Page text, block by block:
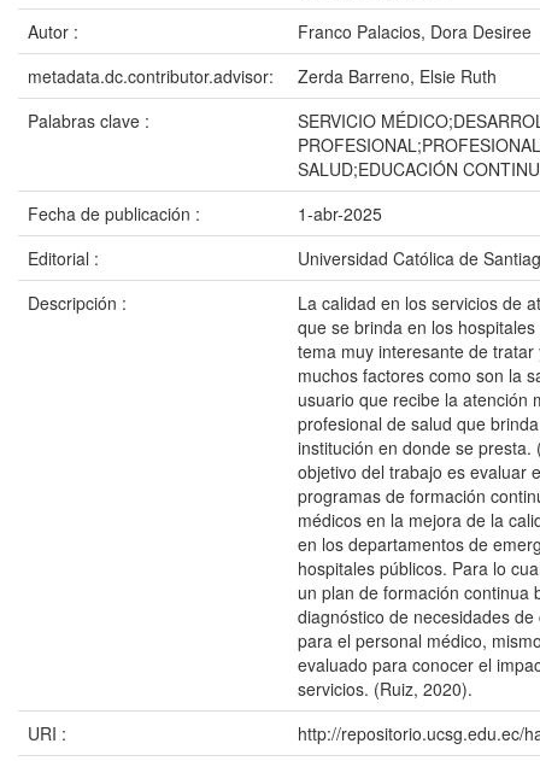
Autor :
Franco Palacios, Dora Desiree
metadata.dc.contributor.advisor:
Zerda Barreno, Elsie Ruth
Palabras clave :
SERVICIO
SALUD;EDUCACIÓN
Fecha de publicación :
1-abr-2025
Editorial :
Universidad Católica de
Descripción :
La calidad en los servicios de
que se brinda en los
tema muy interesante de
muchos factores como son la
usuario que recibe la atención
profesional de salud que
institución en donde se presta.
objetivo del trabajo es evaluar
programas de formación
médicos en la mejora de la
en los departamentos de
hospitales públicos. Para lo
un plan de formación continua
diagnóstico de necesidades de
para el personal médico,
evaluado para conocer el
servicios. (Ruiz, 2020).
URI :
http://repositorio.ucsg.edu.ec/